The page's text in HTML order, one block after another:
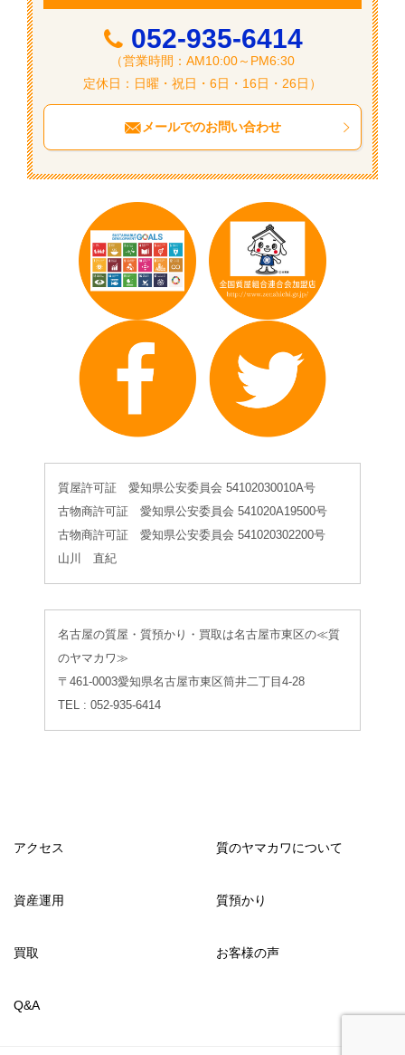
052-935-6414
（営業時間：AM10:00～PM6:30
定休日：日曜・祝日・6日・16日・26日）
メールでのお問い合わせ
質屋許可証 愛知県公安委員会 54102030010A号
古物商許可証 愛知県公安委員会 541020A19500号
古物商許可証 愛知県公安委員会 541020302200号
山川 直紀
名古屋の質屋・質預かり・買取は名古屋市東区の≪質
のヤマカワ≫
〒461-0003愛知県名古屋市東区筒井二丁目4-28
TEL : 052-935-6414
アクセス 質のヤマカワについて
資産運用 質預かり
買取 お客様の声
Q&A